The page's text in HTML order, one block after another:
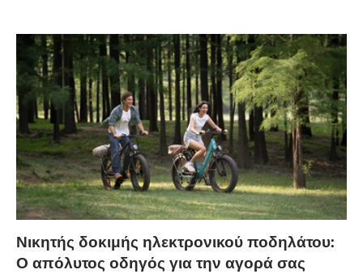
Νικητής δοκιμής ηλεκτρονικού ποδηλάτου:
Ο απόλυτος οδηγός για την αγορά σας